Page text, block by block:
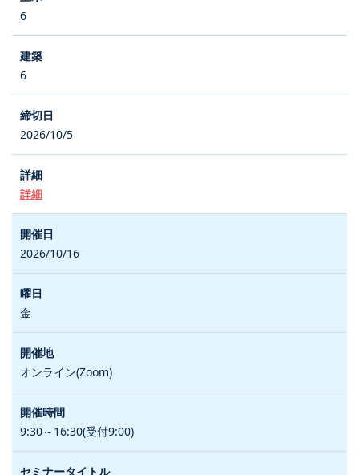
6
6
2026/10/5
詳細
2026/10/16
金
オンライン(Zoom)
9:30～16:30(受付9:00)